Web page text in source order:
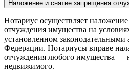
Наложение и снятие запрещения
Нотариус осуществляет
отчуждения имущества на
установленном законодательными
Федерации. Нотариусы вправе
отчуждения любого имущества —
недвижимого.